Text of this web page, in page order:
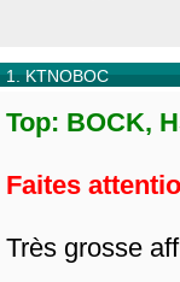
1. KTNOBOC
Top: BOCK,
Faites
Très grosse